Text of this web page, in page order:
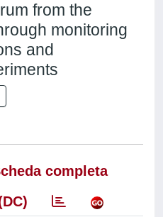
from the
monitoring
and
completa